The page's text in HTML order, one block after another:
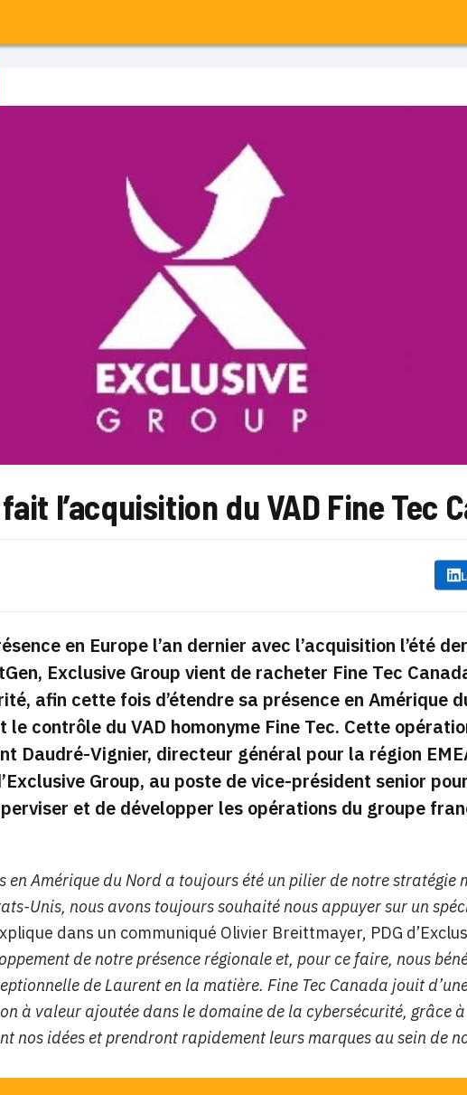
l’acquisition du VAD Fine Tec
en Europe l’an dernier avec l’acquisition l’été
Exclusive Group vient de racheter Fine Tec
afin cette fois d’étendre sa présence en Amérique
contrôle du VAD homonyme Fine Tec. Cette
Daudré-Vignier, directeur général pour la région
Group, au poste de vice-président senior
et de développer les opérations du groupe
en Amérique du Nord a toujours été un pilier de notre stratégie
Unis, nous avons toujours souhaité nous appuyer sur un
dans un communiqué Olivier Breittmayer, PDG
de notre présence régionale et, pour ce faire, nous
de Laurent en la matière. Fine Tec Canada jouit
à valeur ajoutée dans le domaine de la cybersécurité, grâce
nos idées et prendront rapidement leurs marques au sein de